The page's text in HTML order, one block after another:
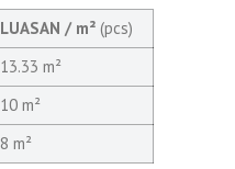
LUASAN / m² (pcs)
13.33 m²
10 m²
8 m²